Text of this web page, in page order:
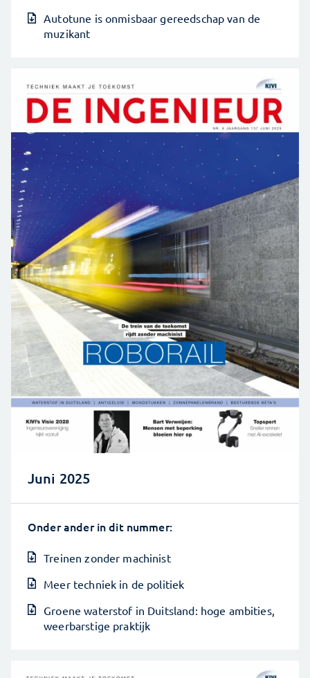
Autotune is onmisbaar gereedschap van de
muzikant
Juni 2025
Onder ander in dit nummer:
Treinen zonder machinist
Meer techniek in de politiek
Groene waterstof in Duitsland: hoge ambities,
weerbarstige praktijk